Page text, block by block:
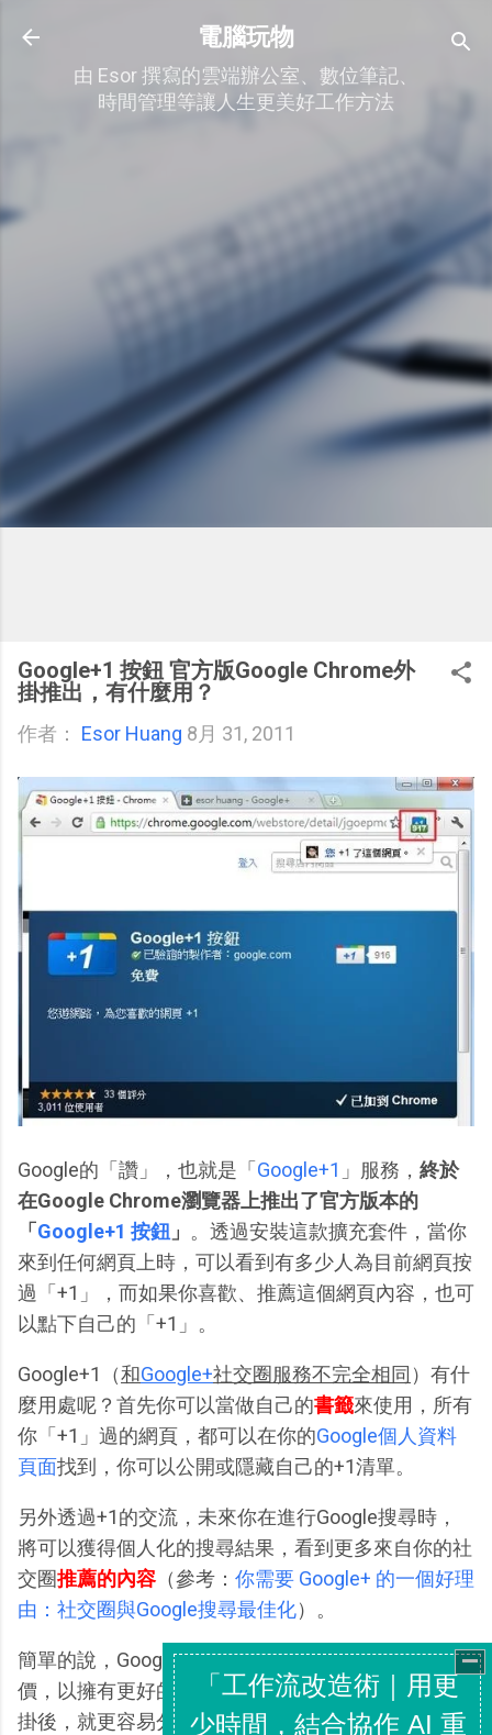
跳到主要內容
電腦玩物
由 Esor 撰寫的雲端辦公室、數位筆記、
時間管理等讓人生更美好工作方法
Google+1 按鈕 官方版Google Chrome外
掛推出，有什麼用？
作者： Esor Huang 8月 31, 2011
Google的「讚」，也就是「Google+1 」服務， 終於
在Google Chrome瀏覽器上推出了官方版本的
「Google+1 按鈕 」 。透過安裝這款擴充套件，當你
來到任何網頁上時，可以看到有多少人為目前網頁按
過「+1」，而如果你喜歡、推薦這個網頁內容，也可
以點下自己的「+1」。
Google+1（和Google+社交圈服務不完全相同 ）有什
麼用處呢？首先你可以當做自己的書籤來使用，所有
你「+1」過的網頁，都可以在你的Google個人資料
頁面找到，你可以公開或隱藏自己的+1清單。
另外透過+1的交流，未來你在進行Google搜尋時，
將可以獲得個人化的搜尋結果，看到更多來自你的社
交圈推薦的內容 （參考： 你需要 Google+ 的一個好理
由：社交圈與Google搜尋最佳化）。
簡單的說，Google+1可以幫助我們了解網頁的評
價，以擁有更好的瀏覽、搜尋結果，而有了瀏覽器外
掛後，就更容易分享與獲得+1資訊了。